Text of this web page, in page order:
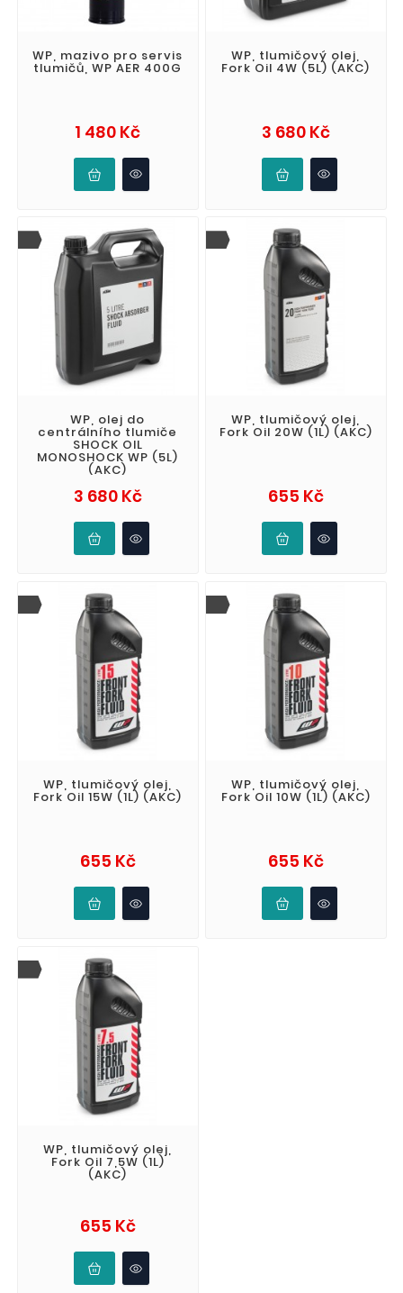
WP, mazivo pro servis
tlumičů, WP AER 400G
1 480 KčCena
WP, tlumičový olej,
Fork Oil 4W (5L) (AKC)
3 680 KčCena
WP, olej do
centrálního tlumiče
SHOCK OIL
MONOSHOCK WP (5L)
(AKC)
3 680 KčCena
WP, tlumičový olej,
Fork Oil 20W (1L) (AKC)
655 KčCena
WP, tlumičový olej,
Fork Oil 15W (1L) (AKC)
655 KčCena
WP, tlumičový olej,
Fork Oil 10W (1L) (AKC)
655 KčCena
WP, tlumičový olej,
Fork Oil 7,5W (1L)
(AKC)
655 KčCena